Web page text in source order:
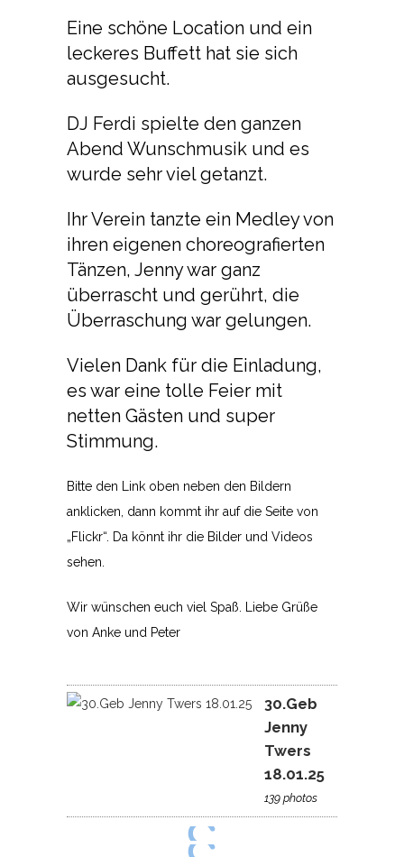
Eine schöne Location und ein
leckeres Buffett hat sie sich
ausgesucht.
DJ Ferdi spielte den ganzen
Abend Wunschmusik und es
wurde sehr viel getanzt.
Ihr Verein tanzte ein Medley von
ihren eigenen choreografierten
Tänzen, Jenny war ganz
überrascht und gerührt, die
Überraschung war gelungen.
Vielen Dank für die Einladung,
es war eine tolle Feier mit
netten Gästen und super
Stimmung.
Bitte den Link oben neben den Bildern
anklicken, dann kommt ihr auf die Seite von
„Flickr“. Da könnt ihr die Bilder und Videos
sehen.
Wir wünschen euch viel Spaß. Liebe Grüße
von Anke und Peter
30.Geb
Jenny
Twers
18.01.25
139 photos